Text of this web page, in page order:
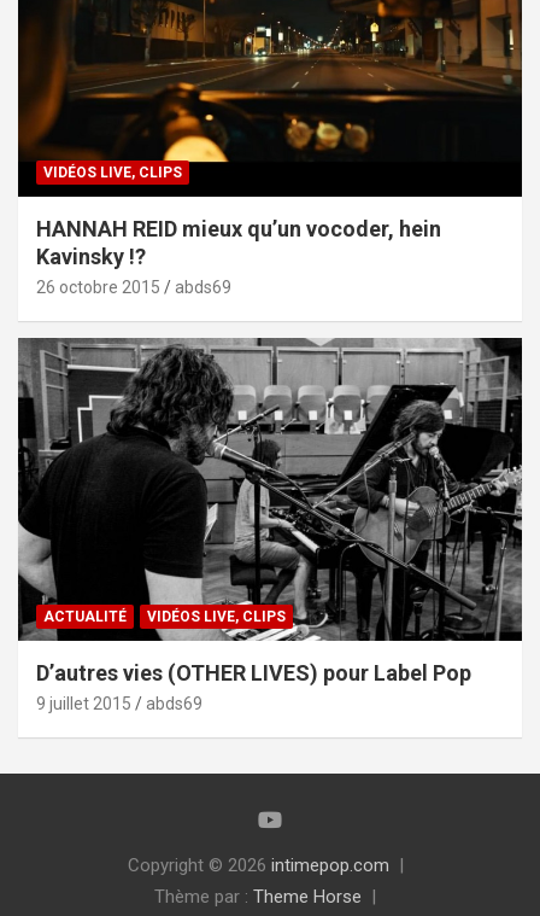
VIDÉOS LIVE, CLIPS
HANNAH REID mieux qu’un vocoder, hein
Kavinsky !?
26 octobre 2015 abds69
ACTUALITÉ VIDÉOS LIVE, CLIPS
D’autres vies (OTHER LIVES) pour Label Pop
9 juillet 2015 abds69
Copyright © 2026 intimepop.com
Thème par : Theme Horse